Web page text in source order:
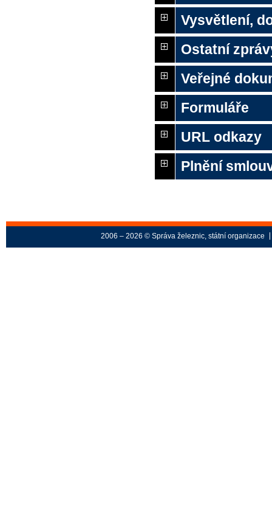
Vysvětlení,
Ostatní
Veřejné
Formuláře
URL odkazy
Plnění
2006 – 2026 © Správa železnic, státní organizace